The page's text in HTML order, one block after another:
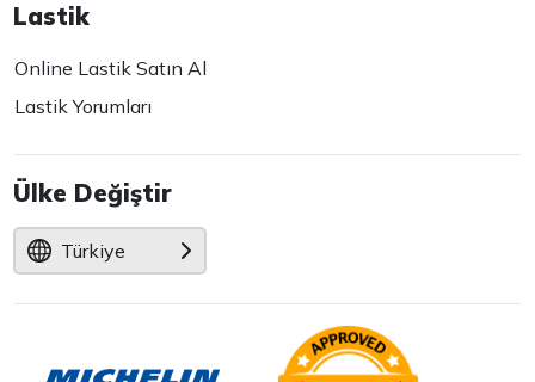
Lastik
Online Lastik Satın Al
Lastik Yorumları
Ülke Değiştir
Türkiye